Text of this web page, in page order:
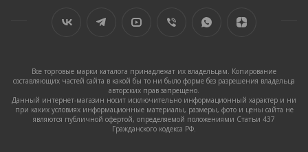
Все торговые марки каталога принадлежат их владельцам. Копирование
составляющих частей сайта в какой бы то ни было форме без разрешения владельца
авторских прав запрещено.
Данный интернет-магазин носит исключительно информационный характер и ни
при каких условиях информационные материалы, размеры, фото и цены сайта не
являются публичной офертой, определяемой положениями Статьи 437
Гражданского кодекса РФ.